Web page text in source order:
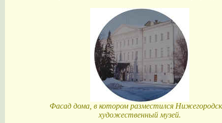
Фасад дома, в котором разместился
художественный музей.